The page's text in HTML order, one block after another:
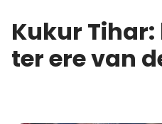
Kukur
ter ere van